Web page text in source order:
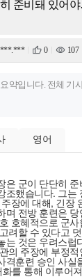
준비돼 있어
0 107
약입니다. 전체 기
영어
은 군이 단단히
조했습니다. 그는
장에 대해, 긴장
며 전방 훈련은
호혜적으로 군
려할 수 있다고
는 것은 우려스럽
의 주장에 부정
격훈련 승인 사실
를 통해 이루어